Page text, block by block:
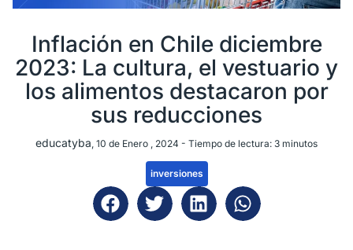
Inflación en Chile diciembre
2023: La cultura, el vestuario y
los alimentos destacaron por
sus reducciones
educatyba, 10 de Enero , 2024 - Tiempo de lectura: 3 minutos
inversiones